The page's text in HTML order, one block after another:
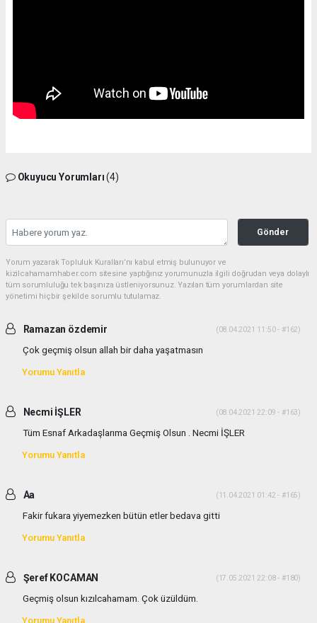
Okuyucu Yorumları(4)
Gönder
Yorum yazarak Topluluk Kuralları’nı kabul etmiş bulunuyor ve
kizilcahamamhaber.com sitesine yaptığınız yorumunuzla ilgili doğrudan veya dolaylı
tüm sorumluluğu tek başınıza üstleniyorsunuz. Yazılan tüm yorumlardan site
yönetimi hiçbir şekilde sorumlu tutulamaz.
Ramazan özdemir (08.04.2021 11:50 - #162)
Çok geçmiş olsun allah bir daha yaşatmasın
Yorumu Yanıtla
Necmi İŞLER (08.04.2021 22:09 - #163)
Tüm Esnaf Arkadaşlarıma Geçmiş Olsun . Necmi İŞLER
Yorumu Yanıtla
Aa (11.04.2021 01:42 - #165)
Fakir fukara yiyemezken bütün etler bedava gitti
Yorumu Yanıtla
Şeref KOCAMAN (17.05.2021 22:08 - #180)
Geçmiş olsun kızılcahamam. Çok üzüldüm.
Yorumu Yanıtla